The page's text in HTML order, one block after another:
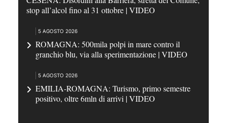
stop all’alcol fino al 31 ottobre | VIDEO
5 AGOSTO 2026
ROMAGNA: 500mila polpi in mare contro il
granchio blu, via alla sperimentazione | VIDEO
5 AGOSTO 2026
EMILIA-ROMAGNA: Turismo, primo semestre
positivo, oltre 6mln di arrivi | VIDEO